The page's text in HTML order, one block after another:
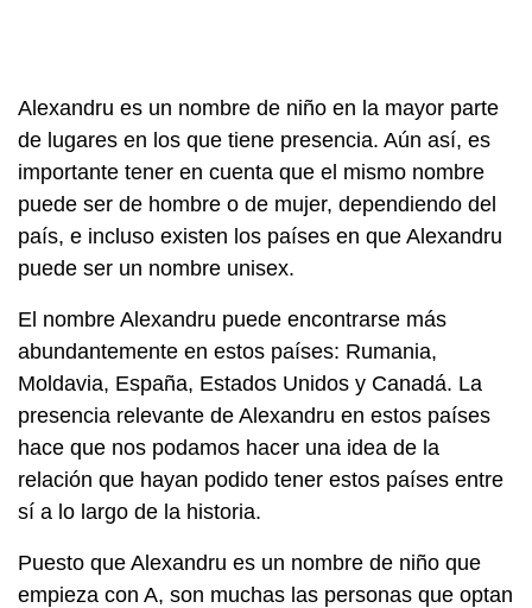
Alexandru es un nombre de niño en la mayor parte
de lugares en los que tiene presencia. Aún así, es
importante tener en cuenta que el mismo nombre
puede ser de hombre o de mujer, dependiendo del
país, e incluso existen los países en que Alexandru
puede ser un nombre unisex.
El nombre Alexandru puede encontrarse más
abundantemente en estos países: Rumania,
Moldavia, España, Estados Unidos y Canadá. La
presencia relevante de Alexandru en estos países
hace que nos podamos hacer una idea de la
relación que hayan podido tener estos países entre
sí a lo largo de la historia.
Puesto que Alexandru es un nombre de niño que
empieza con A, son muchas las personas que optan